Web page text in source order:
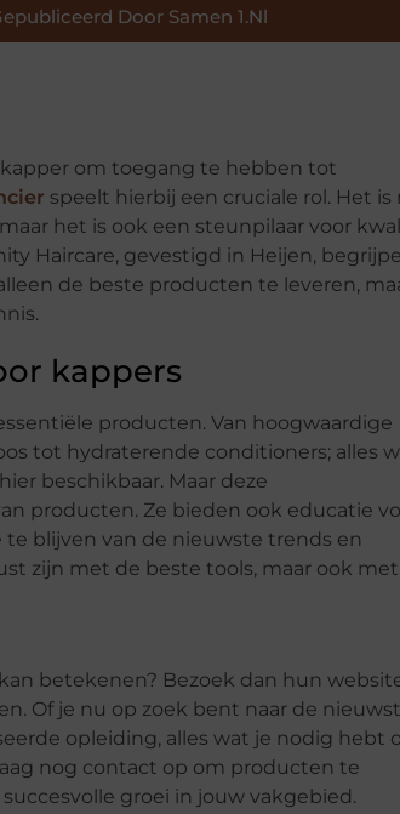
Door Samen 1.nl
om toegang te hebben tot
speelt hierbij een cruciale rol. Het is
het is ook een steunpilaar voor
Haircare, gevestigd in Heijen,
de beste producten te leveren,
kappers
producten. Van hoogwaardige
tot hydraterende conditioners; alles
beschikbaar. Maar deze
producten. Ze bieden ook educatie
te blijven van de nieuwste trends en
zijn met de beste tools, maar ook
betekenen? Bezoek dan hun
Of je nu op zoek bent naar de
opleiding, alles wat je nodig hebt
nog contact op om producten te
groei in jouw vakgebied.